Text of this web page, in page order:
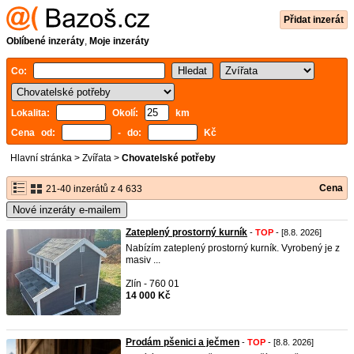
Přidat inzerát
Oblíbené inzeráty, Moje inzeráty
Co:
Lokalita: Okolí:
km
Cena od:
- do: Kč
Hlavní stránka > Zvířata > Chovatelské potřeby
21-40 inzerátů z 4 633 Cena
Nové inzeráty e-mailem
Zateplený prostorný kurník - TOP - [8.8. 2026]
Nabízím zateplený prostorný kurník. Vyrobený je z
masiv ...
Zlín - 760 01
14 000 Kč
Prodám pšenici a ječmen - TOP - [8.8. 2026]